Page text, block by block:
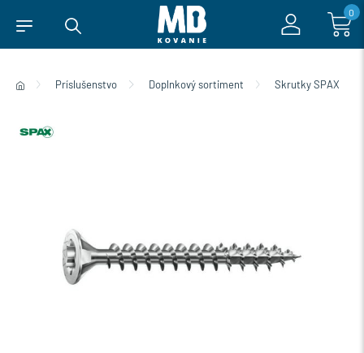
0
Príslušenstvo Doplnkový sortiment Skrutky SPAX